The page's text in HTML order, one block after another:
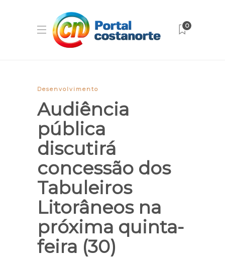
0
Desenvolvimento
Audiência
pública
discutirá
concessão dos
Tabuleiros
Litorâneos na
próxima quinta-
feira (30)